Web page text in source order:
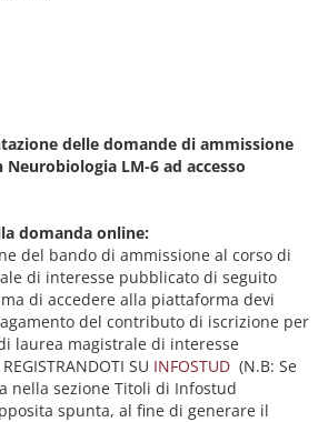
delle domande di ammissione
Neurobiologia LM-6 ad accesso
domanda online:
del bando di ammissione al corso di
di interesse pubblicato di seguito
di accedere alla piattaforma devi
del contributo di iscrizione per
laurea magistrale di interesse
SU INFOSTUD (N.B: Se
nella sezione Titoli di Infostud
spunta, al fine di generare il